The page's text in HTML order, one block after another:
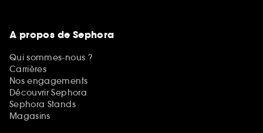
A propos de Sephora
Qui sommes-nous ?
Carrières
Nos engagements
Découvrir Sephora
Sephora Stands
Magasins